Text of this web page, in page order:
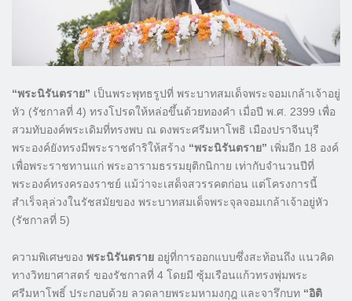
“พระนิรันตราย” เป็นพระพุทธรูปที่ พระบาทสมเด็จพระจอมเกล้าเจ้าอยู่
หัว (รัชกาลที่ 4) ทรงโปรดให้หล่อขึ้นด้วยทองคำ เมื่อปี พ.ศ. 2399 เพื่อ
สวมทับองค์พระเดิมที่ทรงพบ ณ ดงพระศรีมหาโพธิ เมืองปราจีนบุรี
พระองค์ยังทรงมีพระราชดำริให้สร้าง “พระนิรันตราย” เพิ่มอีก 18 องค์
เพื่อพระราชทานแก่ พระอารามธรรมยุติกนิกาย เท่ากับจำนวนปีที่
พระองค์ทรงครองราชย์ แม้ว่าจะเสด็จสวรรคตก่อน แต่โครงการนี้
สำเร็จลุล่วงในรัชสมัยของ พระบาทสมเด็จพระจุลจอมเกล้าเจ้าอยู่หัว
(รัชกาลที่ 5)
ความพิเศษของ พระนิรันตราย อยู่ที่การออกแบบซึ่งสะท้อนถึง แนวคิด
ทางวิทยาศาสตร์ ของรัชกาลที่ 4 โดยมี ซุ้มเรือนแก้วทรงพุ่มพระ
ศรีมหาโพธิ์ ประกอบด้วย ลวดลายพระมหามงกุฎ และจารึกบท “อิติ